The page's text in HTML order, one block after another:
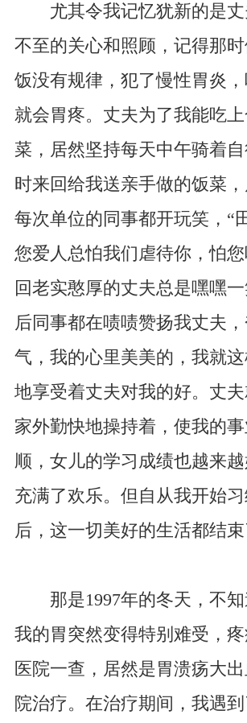
尤其令我记忆犹新的是丈
不至的关心和照顾，记得那
饭没有规律，犯了慢性胃炎
就会胃疼。丈夫为了我能吃
菜，居然坚持每天中午骑着
时来回给我送亲手做的饭菜，
每次单位的同事都开玩笑，“
您爱人总怕我们虐待你，怕
回老实憨厚的丈夫总是嘿嘿
后同事都在啧啧赞扬我丈夫
气，我的心里美美的，我就
地享受着丈夫对我的好。丈
家外勤快地操持着，使我的
顺，女儿的学习成绩也越来
充满了欢乐。但自从我开始
后，这一切美好的生活都结束
那是1997年的冬天，不知
我的胃突然变得特别难受，
医院一查，居然是胃溃疡大
院治疗。在治疗期间，我遇